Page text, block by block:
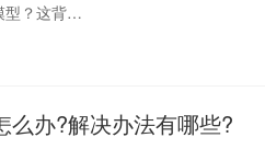
型？这背…
么办?解决办法有哪些?